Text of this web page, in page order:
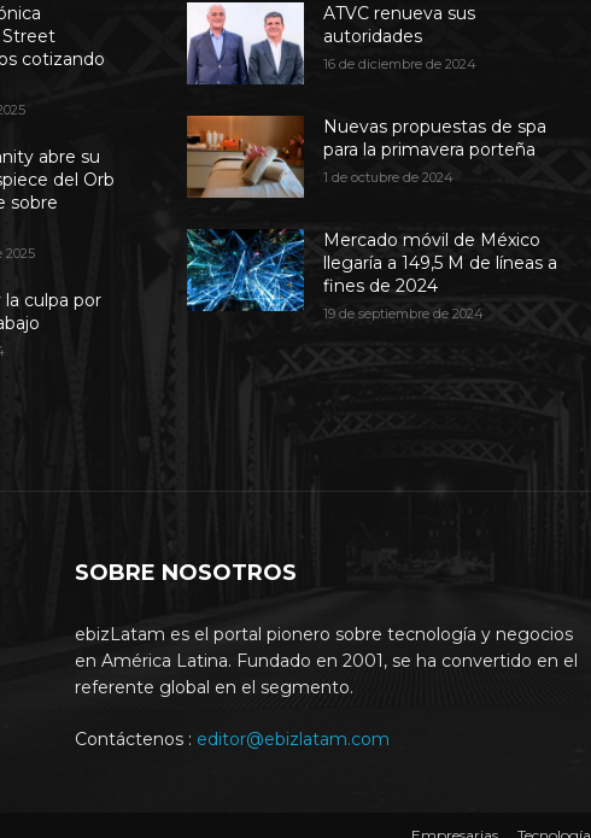
Street
cotizando
abre su
del Orb
sobre
2025
la culpa por
ATVC renueva sus
autoridades
16 de diciembre de 2024
Nuevas propuestas de spa
para la primavera porteña
1 de octubre de 2024
Mercado móvil de México
llegaría a 149,5 M de líneas a
fines de 2024
19 de septiembre de 2024
SOBRE NOSOTROS
ebizLatam es el portal pionero sobre tecnología y negocios
en América Latina. Fundado en 2001, se ha convertido en el
referente global en el segmento.
Contáctenos : editor@ebizlatam.com